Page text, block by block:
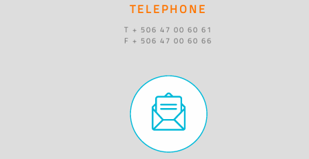
TELEPHONE
T + 506 47 00 60 61
F + 506 47 00 60 66